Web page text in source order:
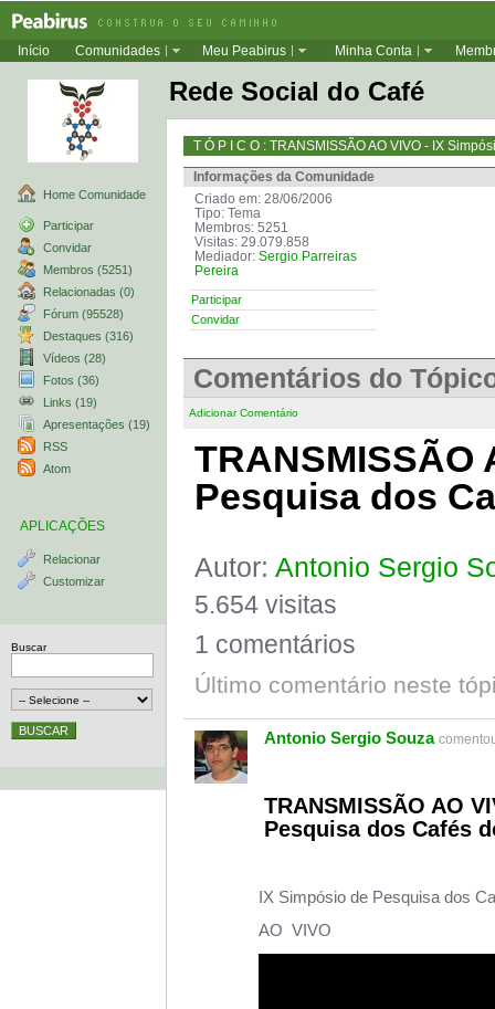
Início Comunidades Meu Peabirus Minha Conta
Home Comunidade
Participar
Convidar
Membros (5251)
Relacionadas (0)
Fórum (95528)
Destaques (316)
Vídeos (28)
Fotos (36)
Links (19)
Apresentações (19)
RSS
Atom
APLICAÇÕES
Relacionar
Customizar
Buscar
Rede Social do Café
T Ó P I C O : TRANSMISSÃO AO VIVO - IX
Informações da Comunidade
Criado em: 28/06/2006
Tipo: Tema
Membros: 5251
Visitas: 29.079.858
Mediador: Sergio Parreiras
Pereira
Participar
Convidar
Comentários do
Adicionar Comentário
TRANSMISSÃO
Pesquisa dos
Autor: Antonio Sergio
5.654 visitas
1 comentários
Último comentário neste
Antonio Sergio Souza
TRANSMISSÃO AO
Pesquisa dos Cafés
IX Simpósio de Pesquisa dos
AO VIVO